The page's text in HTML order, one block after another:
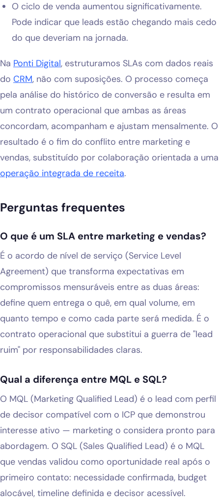
O ciclo de venda aumentou significativamente.
Pode indicar que leads estão chegando mais cedo
do que deveriam na jornada.
Na Ponti Digital, estruturamos SLAs com dados reais
do CRM, não com suposições. O processo começa
pela análise do histórico de conversão e resulta em
um contrato operacional que ambas as áreas
concordam, acompanham e ajustam mensalmente. O
resultado é o fim do conflito entre marketing e
vendas, substituído por colaboração orientada a uma
operação integrada de receita.
Perguntas frequentes
O que é um SLA entre marketing e vendas?
É o acordo de nível de serviço (Service Level
Agreement) que transforma expectativas em
compromissos mensuráveis entre as duas áreas:
define quem entrega o quê, em qual volume, em
quanto tempo e como cada parte será medida. É o
contrato operacional que substitui a guerra de "lead
ruim" por responsabilidades claras.
Qual a diferença entre MQL e SQL?
O MQL (Marketing Qualified Lead) é o lead com perfil
de decisor compatível com o ICP que demonstrou
interesse ativo — marketing o considera pronto para
abordagem. O SQL (Sales Qualified Lead) é o MQL
que vendas validou como oportunidade real após o
primeiro contato: necessidade confirmada, budget
alocável, timeline definida e decisor acessível.